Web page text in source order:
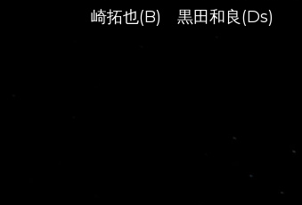
崎拓也(B) 黒田和良(Ds)